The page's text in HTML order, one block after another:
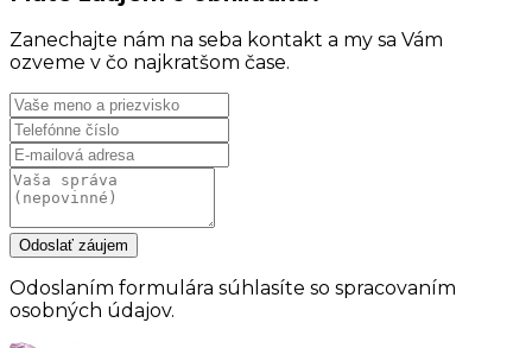
Zanechajte nám na seba kontakt a my sa Vám
ozveme v čo najkratšom čase.
Odoslať záujem
Odoslaním formulára súhlasíte so spracovaním
osobných údajov.